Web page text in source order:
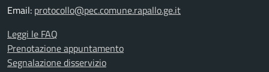
Email: protocollo@pec.comune.rapallo.ge.it
Leggi le FAQ
Prenotazione appuntamento
Segnalazione disservizio